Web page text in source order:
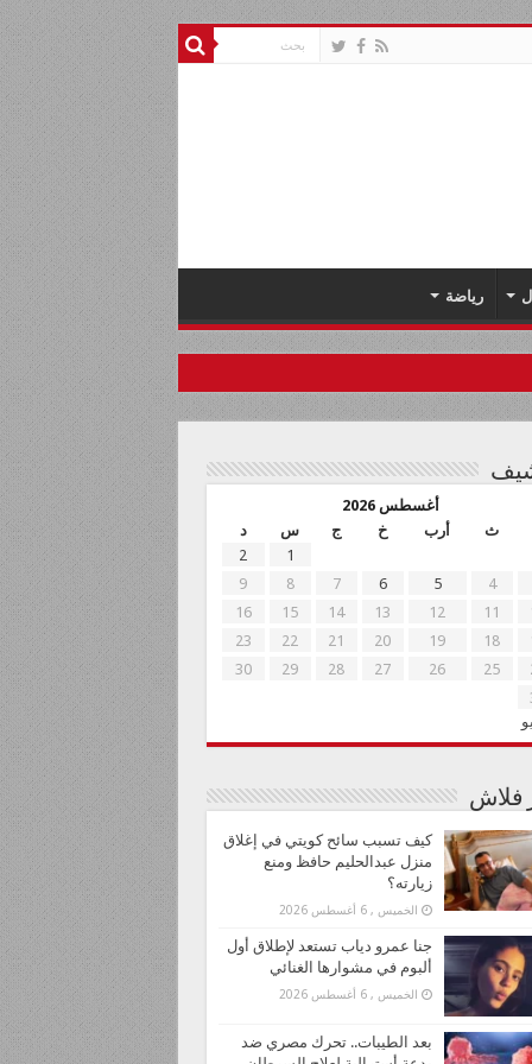
رياضة
أغسطس 2026
ث أرب خ ج س
د
1
2
4
5
6
7
8
9
11
12
13
14
15
16
18
19
20
21
22
23
25
26
27
28
29
30
فلاش
كيف تسبب سائح كويتي في إغلاق
منزل عبدالحليم حافظ ومنع
زيارته؟
الخميس , 6 أغسطس 2026
جنا عمرو دياب تستعد لإطلاق أول
ألبوم في مشوارها الغنائي
الخميس , 6 أغسطس 2026
بعد الطيبات.. تحرك مصري ضد